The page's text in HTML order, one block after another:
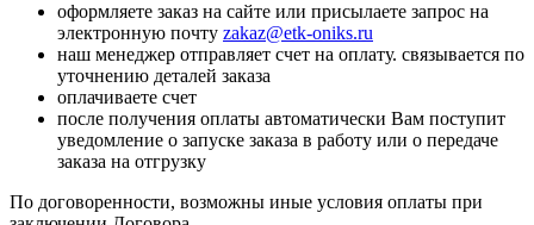
оформляете заказ на сайте или присылаете запрос на
электронную почту zakaz@etk-oniks.ru
наш менеджер отправляет счет на оплату. связывается по
уточнению деталей заказа
оплачиваете счет
после получения оплаты автоматически Вам поступит
уведомление о запуске заказа в работу или о передаче
заказа на отгрузку
По договоренности, возможны иные условия оплаты при